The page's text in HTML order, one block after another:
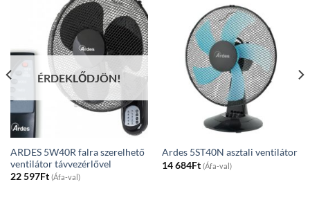
ÉRDEKLŐDJÖN!
ARDES 5W40R falra szerelhető
ventilátor távvezérlővel
22 597Ft (Áfa-val)
Ardes 5ST40N asztali ventilátor
14 684Ft (Áfa-val)